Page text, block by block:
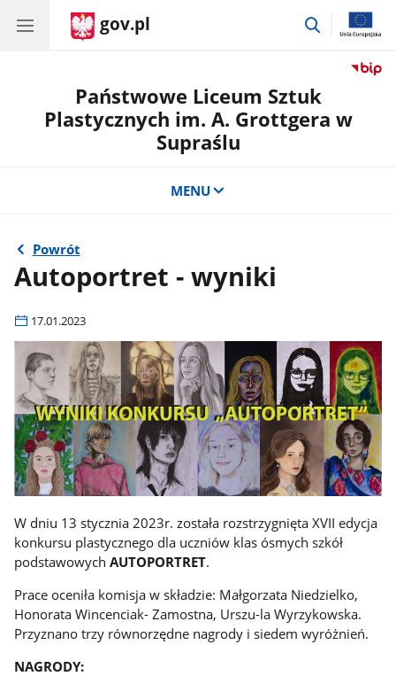
gov.pl
przejdź
Państwowe Liceum Sztuk
Plastycznych im. A. Grottgera w
Supraślu
MENU
Powrót
Autoportret - wyniki
17.01.2023
W dniu 13 stycznia 2023r. została rozstrzygnięta XVII edycja
konkursu plastycznego dla uczniów klas ósmych szkół
podstawowychAUTOPORTRET.
Prace oceniła komisja w składzie: Małgorzata Niedzielko,
Honorata Wincenciak- Zamostna, Urszu-la Wyrzykowska.
Przyznano trzy równorzędne nagrody i siedem wyróżnień.
NAGRODY: